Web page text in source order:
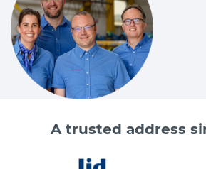
A trusted address